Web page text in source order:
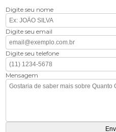
Digite seu nome
Digite seu email
Digite seu telefone
Mensagem